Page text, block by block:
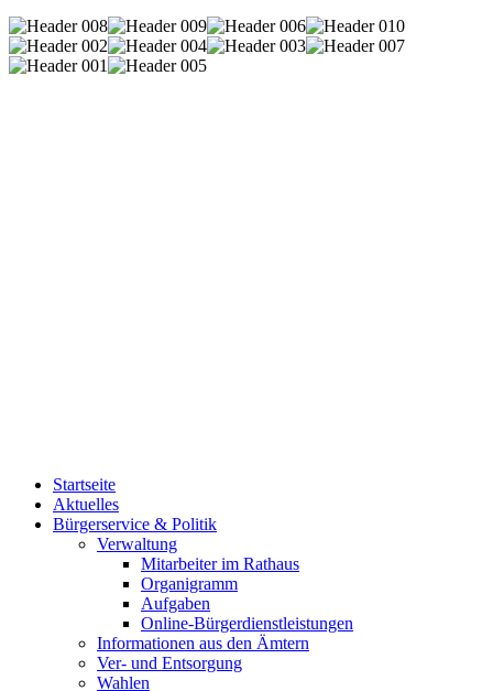
Startseite
Aktuelles
Bürgerservice & Politik
Verwaltung
Mitarbeiter im Rathaus
Organigramm
Aufgaben
Online-Bürgerdienstleistungen
Informationen aus den Ämtern
Ver- und Entsorgung
Wahlen